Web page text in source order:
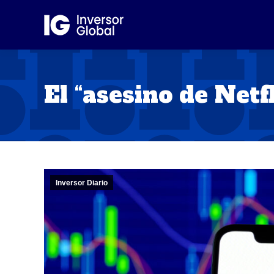
El “asesino de
Inversor Diario